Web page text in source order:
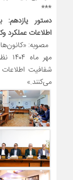
***
دستور
اطلاعات عملکرد
مصوبه:
شفافیت اطلاعات
می‌کنند.»